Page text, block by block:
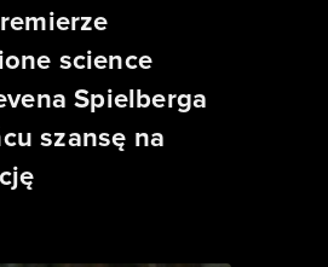
science
Spielberga
szansę na